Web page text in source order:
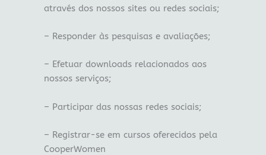
através dos nossos sites ou redes sociais;
– Responder às pesquisas e avaliações;
– Efetuar downloads relacionados aos
nossos serviços;
– Participar das nossas redes sociais;
– Registrar-se em cursos oferecidos pela
CooperWomen